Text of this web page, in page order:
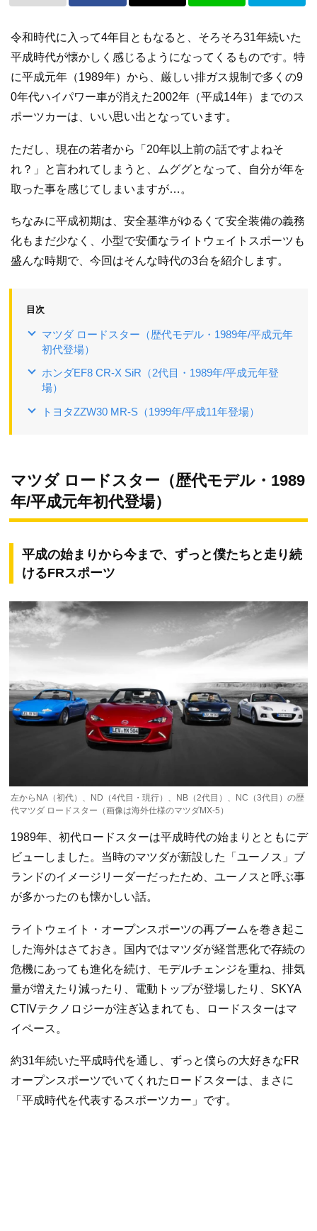
令和時代に入って4年目ともなると、そろそろ31年続いた
平成時代が懐かしく感じるようになってくるものです。特
に平成元年（1989年）から、厳しい排ガス規制で多くの9
0年代ハイパワー車が消えた2002年（平成14年）までのス
ポーツカーは、いい思い出となっています。
ただし、現在の若者から「20年以上前の話ですよねそ
れ？」と言われてしまうと、ムググとなって、自分が年を
取った事を感じてしまいますが…。
ちなみに平成初期は、安全基準がゆるくて安全装備の義務
化もまだ少なく、小型で安価なライトウェイトスポーツも
盛んな時期で、今回はそんな時代の3台を紹介します。
目次
マツダ ロードスター（歴代モデル・1989年/平成元年
初代登場）
ホンダEF8 CR-X SiR（2代目・1989年/平成元年登
場）
トヨタZZW30 MR-S（1999年/平成11年登場）
マツダ ロードスター（歴代モデル・1989
年/平成元年初代登場）
平成の始まりから今まで、ずっと僕たちと走り続
けるFRスポーツ
左からNA（初代）、ND（4代目・現行）、NB（2代目）、NC（3代目）の歴
代マツダ ロードスター（画像は海外仕様のマツダMX-5）
1989年、初代ロードスターは平成時代の始まりとともにデ
ビューしました。当時のマツダが新設した「ユーノス」ブ
ランドのイメージリーダーだったため、ユーノスと呼ぶ事
が多かったのも懐かしい話。
ライトウェイト・オープンスポーツの再ブームを巻き起こ
した海外はさておき。国内ではマツダが経営悪化で存続の
危機にあっても進化を続け、モデルチェンジを重ね、排気
量が増えたり減ったり、電動トップが登場したり、SKYA
CTIVテクノロジーが注ぎ込まれても、ロードスターはマ
イペース。
約31年続いた平成時代を通し、ずっと僕らの大好きなFR
オープンスポーツでいてくれたロードスターは、まさに
「平成時代を代表するスポーツカー」です。